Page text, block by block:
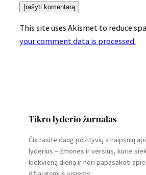
This site uses Akismet to reduce
your comment data is processed.
Tikro lyderio žurnalas
Čia rasite daug pozityvių straipsnių
lyderius – žmones ir verslus, kurie
kiekvieną dieną ir nori papasakoti